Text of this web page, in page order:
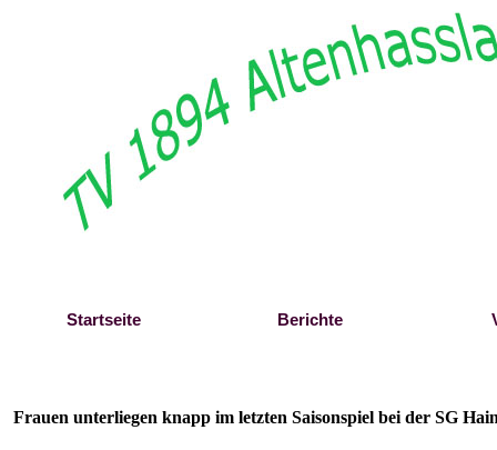
Startseite Berichte
Frauen unterliegen knapp im letzten Saisonspiel bei der SG